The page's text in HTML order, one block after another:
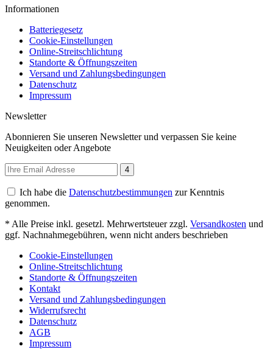
Informationen
Batteriegesetz
Cookie-Einstellungen
Online-Streitschlichtung
Standorte & Öffnungszeiten
Versand und Zahlungsbedingungen
Datenschutz
Impressum
Newsletter
Abonnieren Sie unseren Newsletter und verpassen Sie keine
Neuigkeiten oder Angebote
4
Ich habe die Datenschutzbestimmungen zur Kenntnis
genommen.
* Alle Preise inkl. gesetzl. Mehrwertsteuer zzgl. Versandkosten und
ggf. Nachnahmegebühren, wenn nicht anders beschrieben
Cookie-Einstellungen
Online-Streitschlichtung
Standorte & Öffnungszeiten
Kontakt
Versand und Zahlungsbedingungen
Widerrufsrecht
Datenschutz
AGB
Impressum